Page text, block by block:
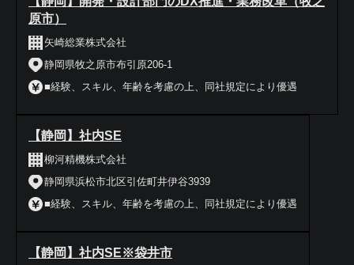
原市）
矢崎総業株式会社
静岡県牧之原市布引原206-1
■経験、スキル、年齢を考慮の上、同社規定により優遇
【静岡】社内SE
柳河精機株式会社
静岡県浜松市北区引佐町井伊谷3939
■経験、スキル、年齢を考慮の上、同社規定により優遇
【静岡】社内SE※袋井市